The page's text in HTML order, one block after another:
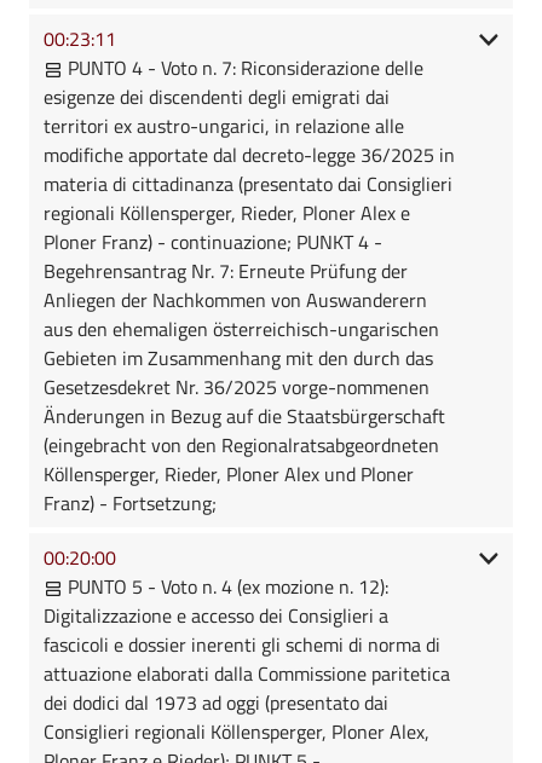
00:23:11
PUNTO 4 - Voto n. 7: Riconsiderazione delle
esigenze dei discendenti degli emigrati dai
territori ex austro-ungarici, in relazione alle
modifiche apportate dal decreto-legge 36/2025 in
materia di cittadinanza (presentato dai Consiglieri
regionali Köllensperger, Rieder, Ploner Alex e
Ploner Franz) - continuazione; PUNKT 4 -
Begehrensantrag Nr. 7: Erneute Prüfung der
Anliegen der Nachkommen von Auswanderern
aus den ehemaligen österreichisch-ungarischen
Gebieten im Zusammenhang mit den durch das
Gesetzesdekret Nr. 36/2025 vorge-nommenen
Änderungen in Bezug auf die Staatsbürgerschaft
(eingebracht von den Regionalratsabgeordneten
Köllensperger, Rieder, Ploner Alex und Ploner
Franz) - Fortsetzung;
00:20:00
PUNTO 5 - Voto n. 4 (ex mozione n. 12):
Digitalizzazione e accesso dei Consiglieri a
fascicoli e dossier inerenti gli schemi di norma di
attuazione elaborati dalla Commissione paritetica
dei dodici dal 1973 ad oggi (presentato dai
Consiglieri regionali Köllensperger, Ploner Alex,